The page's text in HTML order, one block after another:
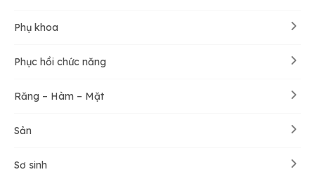
Phụ khoa
Phục hồi chức năng
Răng – Hàm – Mặt
Sản
Sơ sinh